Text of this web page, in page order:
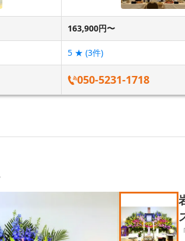
163,900円〜
5 ★ (3件)
050-5231-1718